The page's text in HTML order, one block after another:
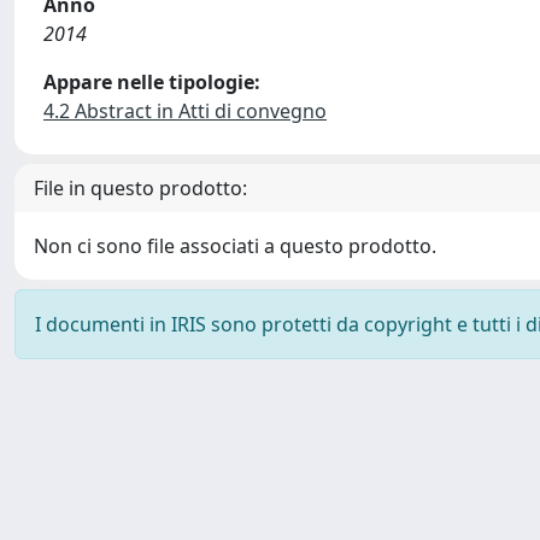
2014
Appare nelle tipologie:
4.2 Abstract in Atti di convegno
File in questo prodotto:
Non ci sono file associati a questo prodotto.
I documenti in IRIS sono protetti da copyright e tutti i